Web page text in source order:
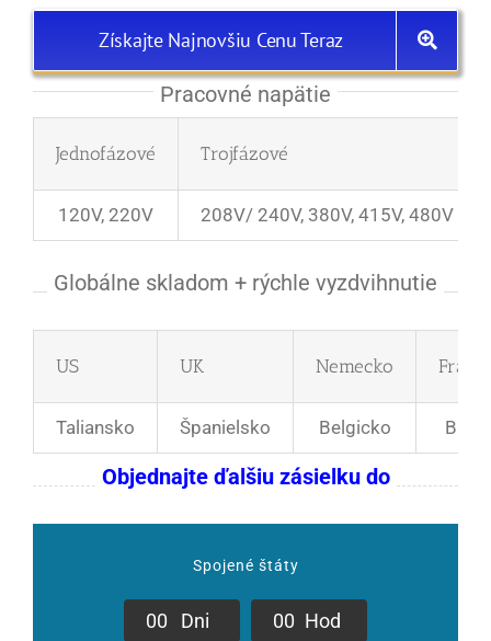
Získajte Najnovšiu Cenu Teraz
Pracovné napätie
Jednofázové Trojfázové
120V, 220V 208V/ 240V, 380V, 415V, 480V
Globálne skladom + rýchle vyzdvihnutie
US UK Nemecko
Taliansko Španielsko Belgicko
Objednajte ďalšiu zásielku do
Spojené štáty
00 Dni 00 Hod